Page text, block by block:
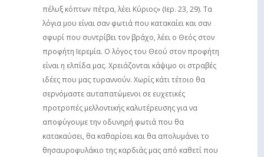
πέλυξ κόπτωv πέτρα, λέει Κύριος» (Ιερ. 23, 29). Τα
λόγια μου είναι σαν φωτιά που κατακαίει και σαν
σφυρί που συντρίβει τον βράχο, λέει ο Θεός στον
προφήτη Ιερεμία. Ο λόγος του Θεού στον προφήτη
είναι η ελπίδα μας. Χρειάζονται κάψιμο οι στραβές
ιδέες που μας τυραννούν. Χωρίς κάτι τέτοιο θα
σερνόμαστε αυταπατώμενοι σε ευχετικές
προτροπές μελλοντικής καλυτέρευσης για να
αποφύγουμε την οδυνηρή φωτιά που θα
κατακαύσει, θα καθαρίσει και θα απολυμάνει το
θησαυροφυλάκιο της καρδιάς μας από καθετί που